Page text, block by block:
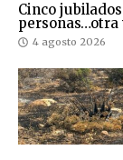
Cinco
personas…otra
4 agosto 2026